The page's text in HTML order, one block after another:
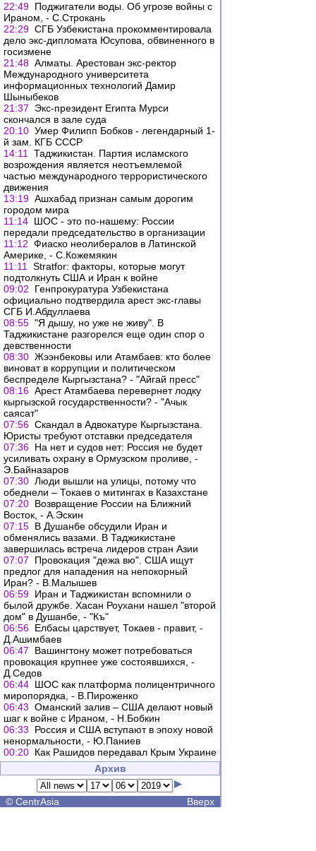
22:49 Поджигатели воды. Об угрозе войны c
Ираном, - С.Строкань
22:29 СГБ Узбекистана прокомментировала
дело экс-дипломата Юсупова, обвиненного в
госизмене
21:48 Алматы. Арестован экс-ректор
Международного университета
информационных технологий Дамир
Шыныбеков
21:37
Экс-президент Египта Мурси
скончался в зале суда
20:10 Умер Филипп Бобков - легендарный 1-
й зам. КГБ СССР
14:11
Таджикистан. Партия исламского
возрождения является неотъемлемой
частью международного террористического
движения
13:19 Ашхабад признан самым дорогим
городом мира
11:14 ШОС - это по-нашему: России
передали председательство в организации
11:12 Фиаско неолибералов в Латинской
Америке, - С.Кожемякин
11:11
Stratfor: факторы, которые могут
подтолкнуть США и Иран к войне
09:02
Генпрокуратура Узбекистана
официально подтвердила арест экс-главы
СГБ И.Абдуллаева
08:55 "Я дышу, но уже не живу". В
Таджикистане разгорелся еще один спор о
девственности
08:30 Жээнбековы или Атамбаев: кто более
виноват в коррупции и политическом
беспределе Кыргызстана? - "Айгай пресс"
08:16 Арест Атамбаева перевернет лодку
кыргызской государственности? - "Ачык
саясат"
07:56 Скандал в Адвокатуре Кыргызстана.
Юристы требуют отставки председателя
07:36 На нет и судов нет: Россия не будет
усиливать охрану в Ормузском проливе, -
Э.Байназаров
07:30 Люди вышли на улицы, потому что
обеднели – Токаев о митингах в Казахстане
07:20 Возвращение России на Ближний
Восток, - А.Эскин
07:15 В Душанбе обсудили Иран и
обменялись вазами. В Таджикистане
завершилась встреча лидеров стран Азии
07:07
Провокация "дежа вю". CША ищут
предлог для нападения на непокорный
Иран? - В.Малышев
06:59 Иран и Таджикистан вспомнили о
былой дружбе. Хасан Роухани нашел "второй
дом" в Душанбе, - "Къ"
06:56 Елбасы царствует, Токаев - правит, -
Д.Ашимбаев
06:47
Вашингтону может потребоваться
провокация крупнее уже состоявшихся, -
Д.Седов
06:44 ШОС как платформа полицентричного
миропорядка, - В.Пироженко
06:43 Оманский залив – США делают новый
шаг к войне с Ираном, - Н.Бобкин
06:33
Россия и США вступают в эпоху новой
ненормальности, - Ю.Паниев
00:20 Как Рашидов передавал Крым Украине
Архив
© CentrAsia Вверх